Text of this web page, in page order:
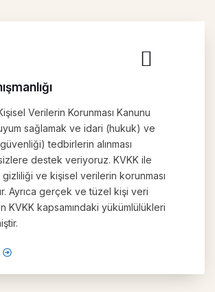
Verilerin Korunması Kanunu
sağlamak ve idari (hukuk) ve
tedbirlerin alınması
destek veriyoruz. KVKK ile
gizliliği ve kişisel verilerin korunması
Ayrıca gerçek ve tüzel kişi veri
KVKK kapsamındaki yükümlülükleri